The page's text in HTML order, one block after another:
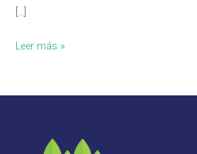
[…]
Leer más »